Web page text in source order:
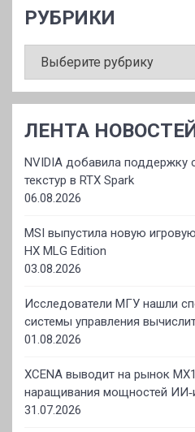
РУБРИКИ
ЛЕНТА
NVIDIA добавила поддержку
текстур в RTX Spark
06.08.2026
MSI выпустила новую
HX MLG Edition
03.08.2026
Исследователи МГУ нашли
системы управления
01.08.2026
XCENA выводит на рынок
наращивания мощностей
31.07.2026